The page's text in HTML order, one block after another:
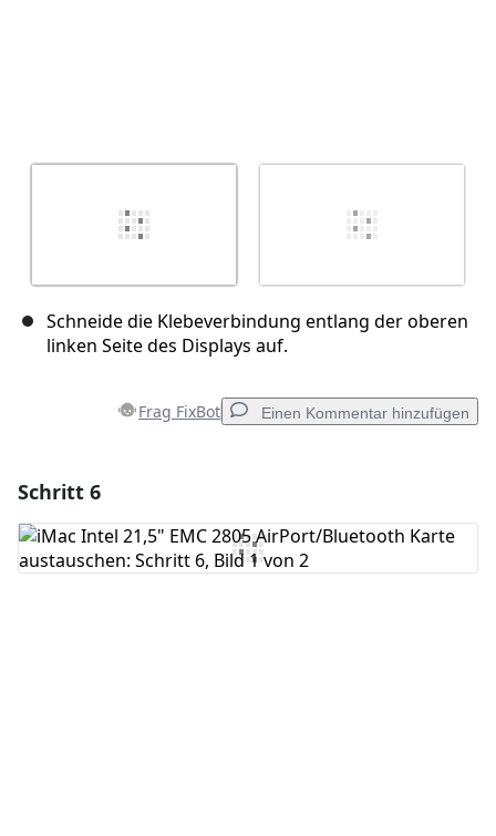
Schneide die Klebeverbindung entlang der oberen
linken Seite des Displays auf.
Frag FixBot Einen Kommentar hinzufügen
Kommentar hinzufügen
Schritt 6